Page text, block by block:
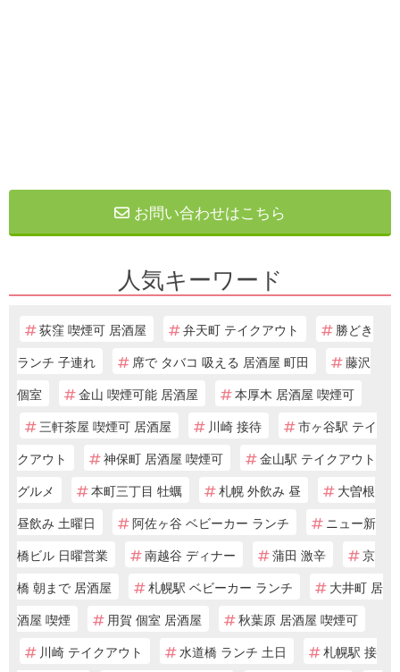
お問い合わせはこちら
人気キーワード
荻窪 喫煙可 居酒屋 弁天町 テイクアウト
勝どき
ランチ 子連れ
席で タバコ 吸える 居酒屋 町田
藤沢
個室
金山 喫煙可能 居酒屋
本厚木 居酒屋 喫煙可
三軒茶屋 喫煙可 居酒屋
川崎 接待
市ヶ谷駅 テイ
クアウト
神保町 居酒屋 喫煙可
金山駅 テイクアウト
グルメ
本町三丁目 牡蠣 札幌 外飲み 昼
大曽根
昼飲み 土曜日
阿佐ヶ谷 ベビーカー ランチ
ニュー新
橋ビル 日曜営業
南越谷 ディナー 蒲田 激辛
京
橋 朝まで 居酒屋
札幌駅 ベビーカー ランチ
大井町 居
酒屋 喫煙
用賀 個室 居酒屋
秋葉原 居酒屋 喫煙可
川崎 テイクアウト
水道橋 ランチ 土日
札幌駅 接